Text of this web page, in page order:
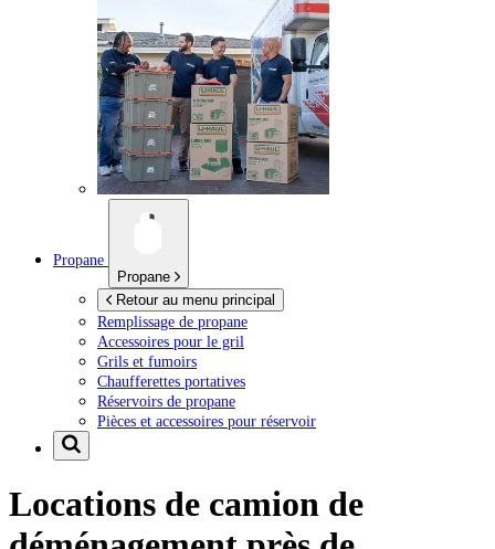
Propane
Propane
Retour au menu principal
Remplissage de propane
Accessoires pour le gril
Grils et fumoirs
Chaufferettes portatives
Réservoirs de propane
Pièces et accessoires pour réservoir
Locations de camion de